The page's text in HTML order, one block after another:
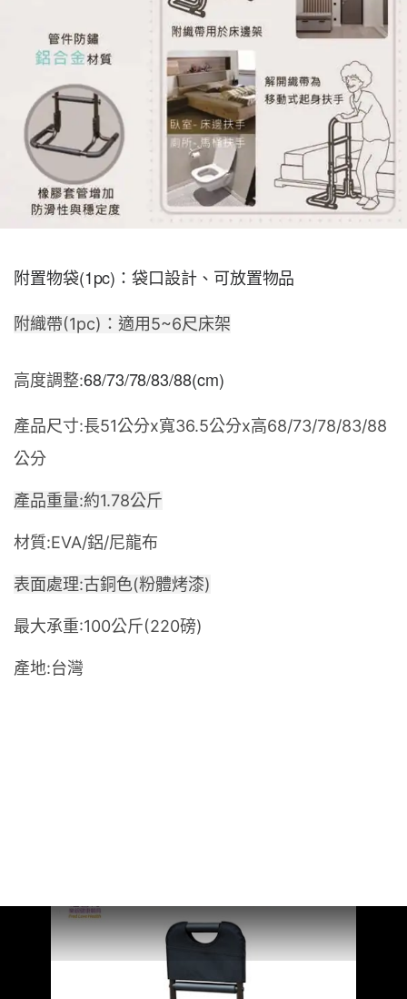
附置物袋(1pc)：袋口設計、可放置物品
附織帶(1pc)：適用5~6尺床架
高度調整:68/73/78/83/88(cm)
產品尺寸:長51公分x寬36.5公分x高68/73/78/83/88
公分
產品重量:約1.78公斤
材質:EVA/鋁/尼龍布
表面處理:古銅色(粉體烤漆)
最大承重:100公斤(220磅)
產地:台灣